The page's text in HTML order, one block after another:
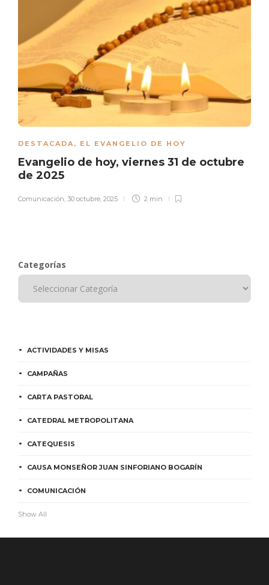
DESTACADA, EL EVANGELIO DE HOY
Evangelio de hoy, viernes 31 de octubre
de 2025
Comunicación, 30 octubre, 2025 2 min
Categorías
ACTIVIDADES Y MISAS
CAMPAÑAS
CARTA PASTORAL
CATEDRAL METROPOLITANA
CATEQUESIS
CAUSA MONSEÑOR JUAN SINFORIANO BOGARÍN
COMUNICACIÓN
Show All